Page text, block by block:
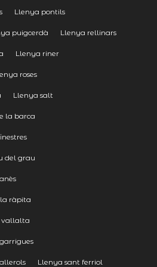
Llenya pontils
puigcerdà Llenya rellinars
Llenya riner
roses
Llenya salt
la barca
del grau
ràpita
vallalta
Llenya sant ferriol